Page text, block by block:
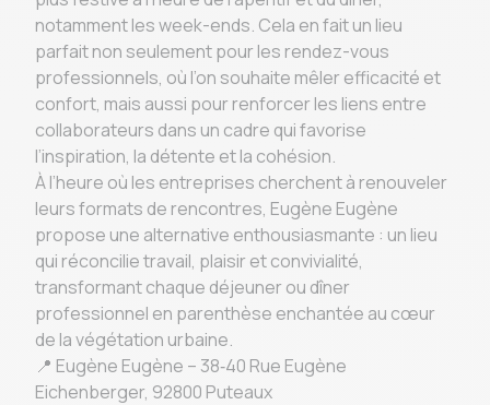
notamment les week-ends. Cela en fait un lieu
parfait non seulement pour les rendez-vous
professionnels, où l’on souhaite mêler efficacité et
confort, mais aussi pour renforcer les liens entre
collaborateurs dans un cadre qui favorise
l’inspiration, la détente et la cohésion.
À l’heure où les entreprises cherchent à renouveler
leurs formats de rencontres, Eugène Eugène
propose une alternative enthousiasmante : un lieu
qui réconcilie travail, plaisir et convivialité,
transformant chaque déjeuner ou dîner
professionnel en parenthèse enchantée au cœur
de la végétation urbaine.
📍 Eugène Eugène – 38‑40 Rue Eugène
Eichenberger, 92800 Puteaux